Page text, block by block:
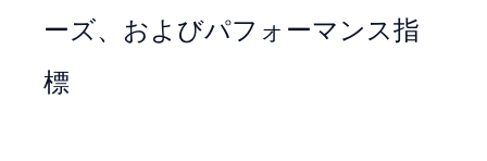
ーズ、およびパフォーマンス指
標